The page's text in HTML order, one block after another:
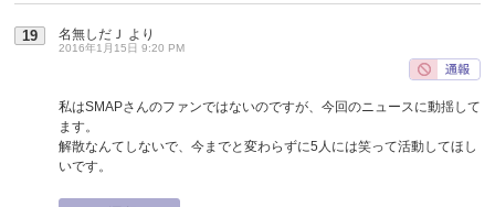
19 名無しだＪ より
2016年1月15日 9:20 PM
私はSMAPさんのファンではないのですが、今回のニュースに動揺して
ます。
解散なんてしないで、今までと変わらずに5人には笑って活動してほし
いです。